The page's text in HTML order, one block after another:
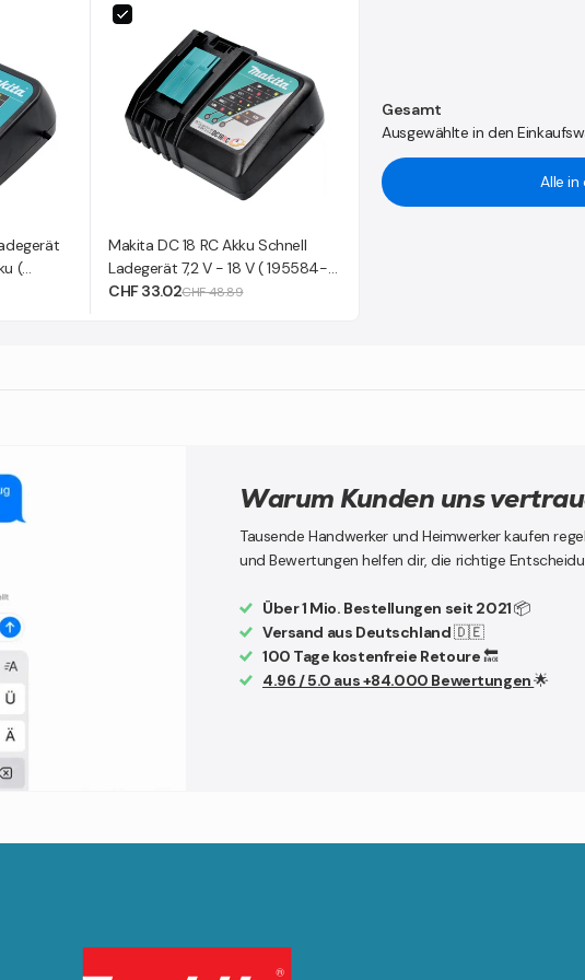
(
Makita DC 18 RC Akku Schnell
Ladegerät 7,2 V - 18 V ( 195584-2
) für Li-Ion Akku
CHF 33.02CHF 48.89
Gesamt
Ausgewählte in den
Alle in
Warum Kunden uns
Tausende Handwerker und Heimwerker kaufen
und Bewertungen helfen dir, die richtige
Über 1 Mio. Bestellungen seit 2021📦
Versand aus Deutschland🇩🇪
100 Tage kostenfreie Retoure🔙
4.96 / 5.0 aus +84.000 Bewertungen🌟